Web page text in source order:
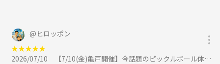
@ ヒロッポン
★★★★★
2026/07/10
【7/10(金)亀戸開催】今話題のピックルボール体験会🥎初心者＆おひとり歓迎！に参加